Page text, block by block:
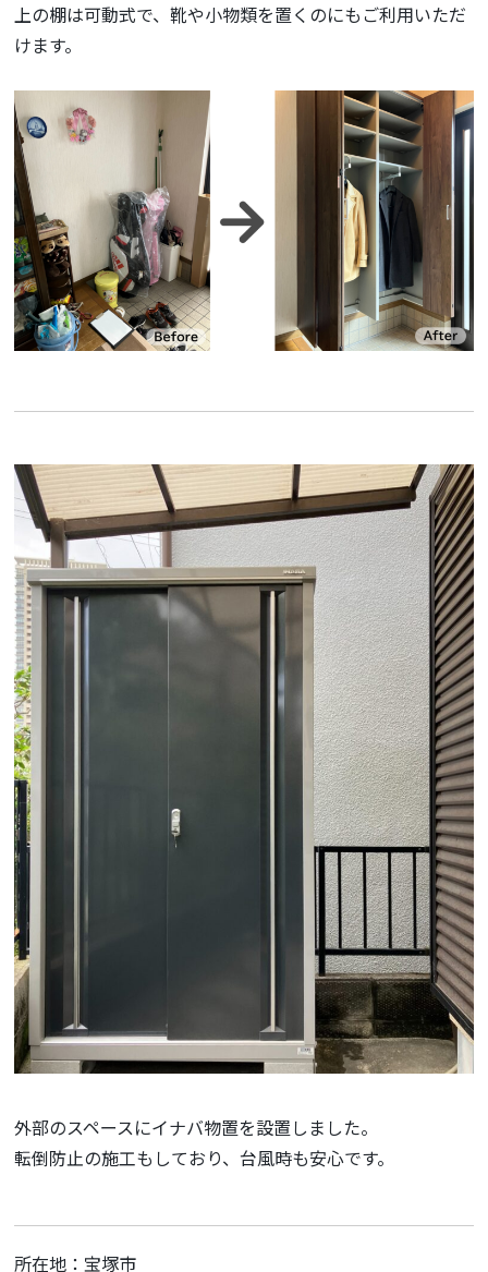
上の棚は可動式で、靴や小物類を置くのにもご利用いただ
けます。
外部のスペースにイナバ物置を設置しました。
転倒防止の施工もしており、台風時も安心です。
所在地：宝塚市